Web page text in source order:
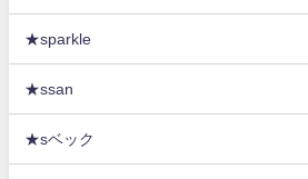
★sparkle
★ssan
★sベック